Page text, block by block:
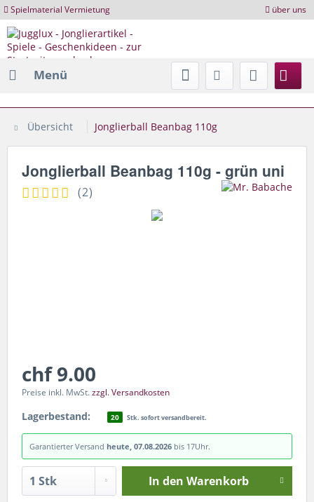
Spielmaterial Vermietung über uns
Menü
Übersicht Jonglierball Beanbag 110g
Jonglierball Beanbag 110g - grün uni
(2)
chf 9.00
Preise inkl. MwSt.zzgl. Versandkosten
Lagerbestand: 20 Stk. sofort versandbereit.
Garantierter Versand heute, 07.08.2026 bis 17Uhr.
In den Warenkorb